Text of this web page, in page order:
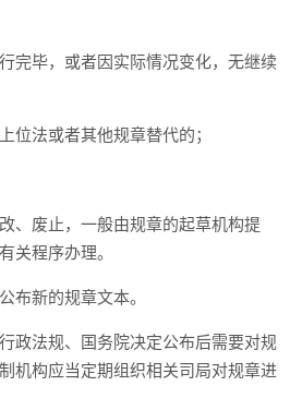
完毕，或者因实际情况变化，无继续
位法或者其他规章替代的；
、废止，一般由规章的起草机构提
关程序办理。
布新的规章文本。
政法规、国务院决定公布后需要对规
机构应当定期组织相关司局对规章进